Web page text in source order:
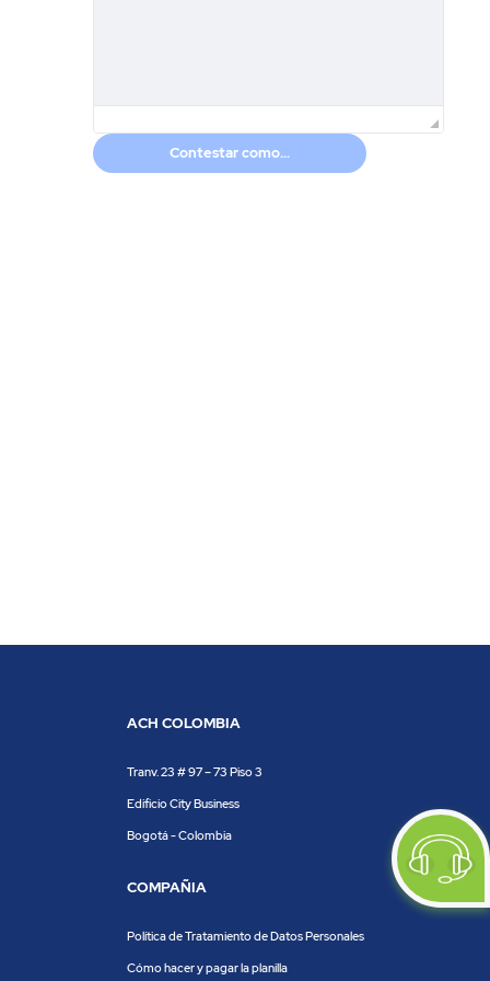
Contestar como...
ACH COLOMBIA
Tranv. 23 # 97 – 73 Piso 3
Edificio City Business
Bogotá - Colombia
COMPAÑIA
Política de Tratamiento de Datos Personales
Cómo hacer y pagar la planilla